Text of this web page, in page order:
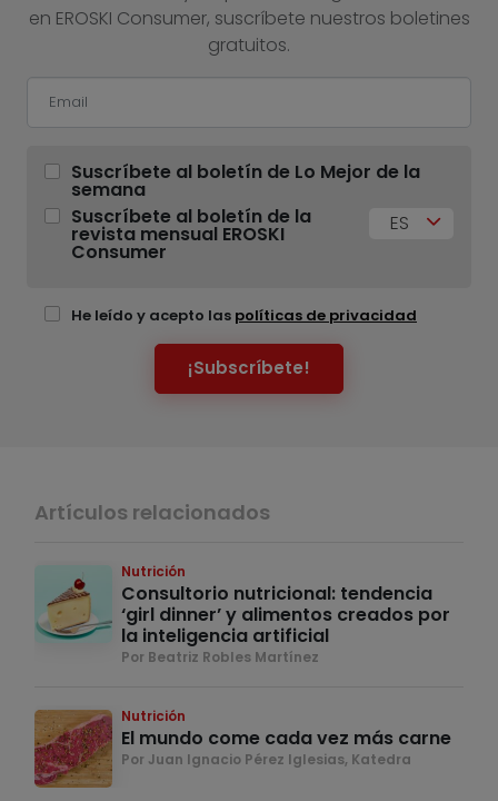
en EROSKI Consumer, suscríbete nuestros boletines
gratuitos.
Suscríbete al boletín de Lo Mejor de la
semana
Suscríbete al boletín de la
revista mensual EROSKI
Consumer
ES
He leído y acepto las políticas de privacidad
¡Subscríbete!
Artículos relacionados
Nutrición
Consultorio nutricional: tendencia
‘girl dinner’ y alimentos creados por
la inteligencia artificial
Por Beatriz Robles Martínez
Nutrición
El mundo come cada vez más carne
Por Juan Ignacio Pérez Iglesias, Katedra